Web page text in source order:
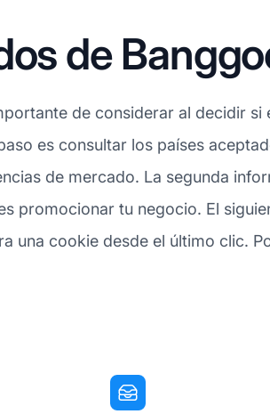
de
de considerar al decidir si
es consultar los países
de mercado. La segunda
promocionar tu negocio. El
una cookie desde el último clic.